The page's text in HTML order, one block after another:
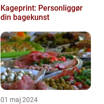
Kageprint: Personliggør
din bagekunst
01 maj 2024